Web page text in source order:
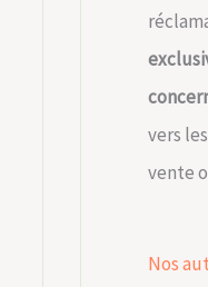
vers
vente
Nos